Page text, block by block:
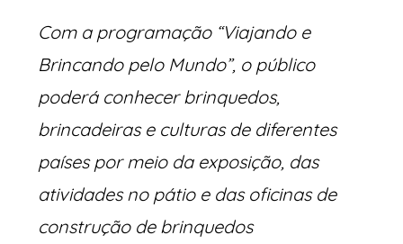
Com a programação “Viajando e
Brincando pelo Mundo”, o público
poderá conhecer brinquedos,
brincadeiras e culturas de diferentes
países por meio da exposição, das
atividades no pátio e das oficinas de
construção de brinquedos